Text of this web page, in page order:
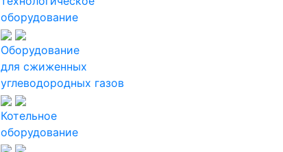
оборудование
Оборудование
для сжиженных
углеводородных газов
Котельное
оборудование